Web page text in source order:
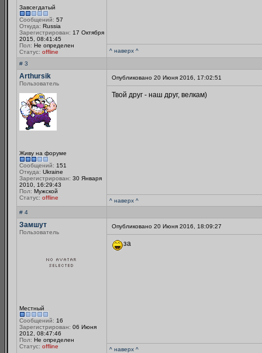
Завсегдатый
Сообщений: 57
Откуда: Russia
Зарегистрирован: 17 Октября
2015, 08:41:45
Пол: Не определен
Статус: offline
^ наверх ^
# 3
Arthursik
Пользователь
Живу на форуме
Сообщений: 151
Откуда: Ukraine
Зарегистрирован: 30 Января
2010, 16:29:43
Пол: Мужской
Статус: offline
Опубликовано 20 Июня 2016, 17:02:51
Твой друг - наш друг, велкам)
^ наверх ^
# 4
Замшут
Пользователь
Местный
Сообщений: 16
Зарегистрирован: 06 Июня
2012, 08:47:46
Пол: Не определен
Статус: offline
Опубликовано 20 Июня 2016, 18:09:27
за
^ наверх ^